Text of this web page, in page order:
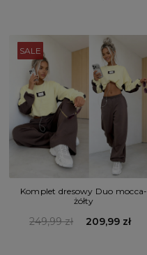
SALE
Komplet dresowy Duo mocca-
żółty
249,99 zł 209,99 zł